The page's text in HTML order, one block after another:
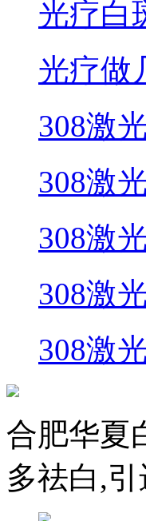
光疗白
光疗做
308激
308激
308激
308激
308激
合肥华夏
多祛白,